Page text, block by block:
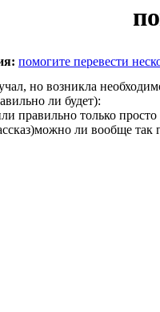
помогите перевести
но возникла
ли будет):
правильно только просто
ли вообще так